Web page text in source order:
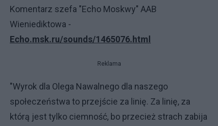
Komentarz szefa "Echo Moskwy" AAB
Wieniediktowa -
Echo.msk.ru/sounds/1465076.html
Reklama
"Wyrok dla Olega Nawalnego dla naszego
społeczeństwa to przejście za linię. Za linię, za
którą jest tylko ciemność, bo przecież strach zabija